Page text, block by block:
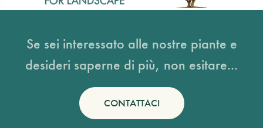
Se sei interessato alle nostre piante e
desideri saperne di più, non esitare...
CONTATTACI